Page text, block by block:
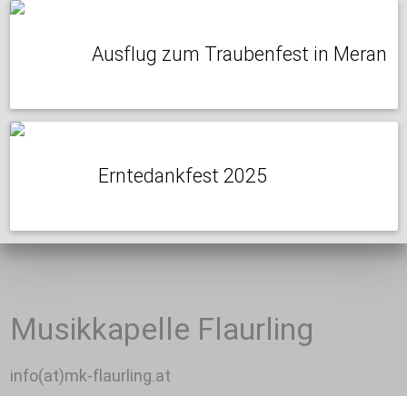
Ausflug zum Traubenfest in Meran
Erntedankfest 2025
Musikkapelle Flaurling
info(at)mk-flaurling.at